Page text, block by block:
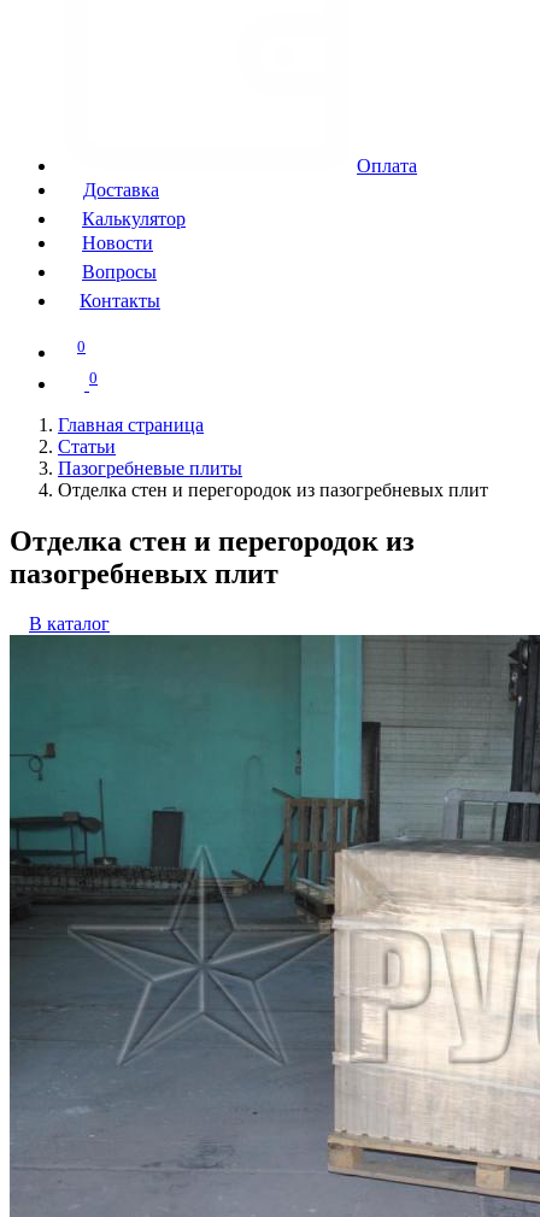
Оплата
Доставка
Калькулятор
Новости
Вопросы
Контакты
0
0
Главная страница
Статьи
Пазогребневые плиты
Отделка стен и перегородок из пазогребневых плит
Отделка стен и перегородок из
пазогребневых плит
В каталог